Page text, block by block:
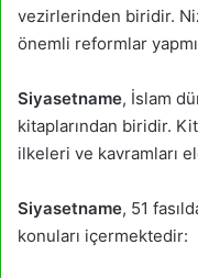
vezirlerinden biridir.
önemli reformlar
Siyasetname, İslam
kitaplarından biridir.
ilkeleri ve kavramları
Siyasetname, 51
konuları içermektedir: